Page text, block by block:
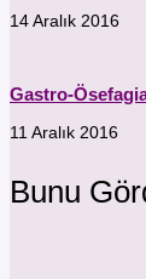
14 Aralık 2016
Gastro-
11 Aralık 2016
Bunu